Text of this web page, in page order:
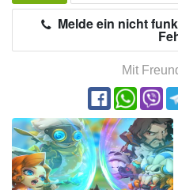
Melde ein nicht
Mit